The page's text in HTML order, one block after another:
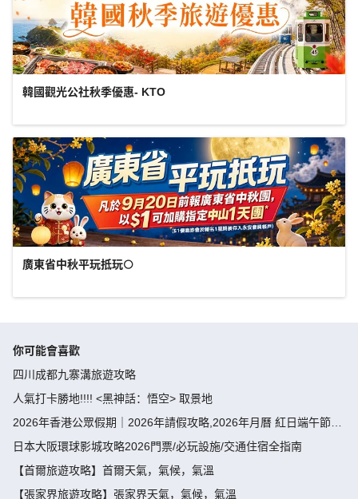
韓國觀光公社秋季優惠- KTO
廣東省中秋平玩抵玩🌕
你可能會喜歡
四川成都九寨溝旅遊攻略
人氣打卡勝地!!!! <黑神話：悟空> 取景地
2026年香港公眾假期｜2026年請假攻略,2026年月曆 紅日端午節請
假攻略請4放9-public holiday 2026
日本大阪環球影城攻略2026門票/必玩設施/交通住宿全指南
【首爾旅遊攻略】首爾天氣，氣候，氣溫
【張家界旅遊攻略】張家界天氣，氣候，氣溫